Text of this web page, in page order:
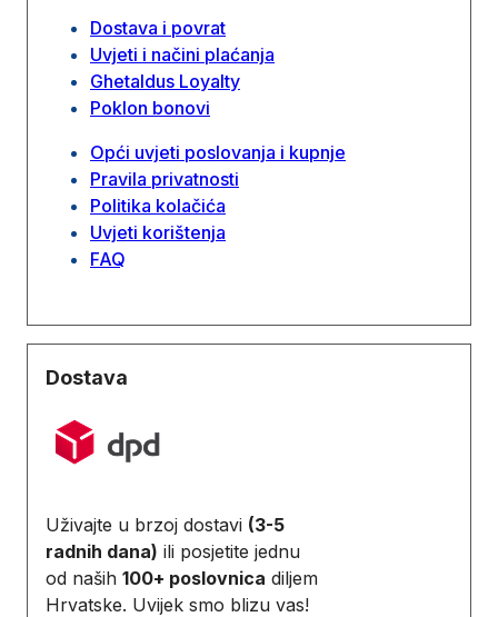
Dostava i povrat
Uvjeti i načini plaćanja
Ghetaldus Loyalty
Poklon bonovi
Opći uvjeti poslovanja i kupnje
Pravila privatnosti
Politika kolačića
Uvjeti korištenja
FAQ
Dostava
Uživajte u brzoj dostavi (3-5
radnih dana) ili posjetite jednu
od naših 100+ poslovnica diljem
Hrvatske. Uvijek smo blizu vas!